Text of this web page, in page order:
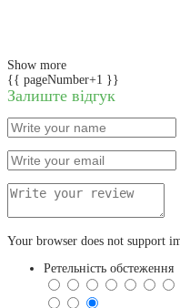
Show more
{{ pageNumber+1 }}
Залиште відгук
Your browser does not support
Ретельність обстеження